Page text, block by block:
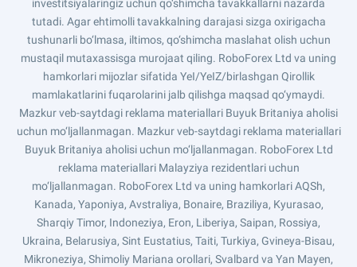
investitsiyalaringiz uchun qo‘shimcha tavakkallarni nazarda
tutadi. Agar ehtimolli tavakkalning darajasi sizga oxirigacha
tushunarli bo‘lmasa, iltimos, qo‘shimcha maslahat olish uchun
mustaqil mutaxassisga murojaat qiling. RoboForex Ltd va uning
hamkorlari mijozlar sifatida YeI/YeIZ/birlashgan Qirollik
mamlakatlarini fuqarolarini jalb qilishga maqsad qo‘ymaydi.
Mazkur veb-saytdagi reklama materiallari Buyuk Britaniya aholisi
uchun mo‘ljallanmagan. Mazkur veb-saytdagi reklama materiallari
Buyuk Britaniya aholisi uchun mo‘ljallanmagan. RoboForex Ltd
reklama materiallari Malayziya rezidentlari uchun
mo‘ljallanmagan. RoboForex Ltd va uning hamkorlari AQSh,
Kanada, Yaponiya, Avstraliya, Bonaire, Braziliya, Kyurasao,
Sharqiy Timor, Indoneziya, Eron, Liberiya, Saipan, Rossiya,
Ukraina, Belarusiya, Sint Eustatius, Taiti, Turkiya, Gvineya-Bisau,
Mikroneziya, Shimoliy Mariana orollari, Svalbard va Yan Mayen,